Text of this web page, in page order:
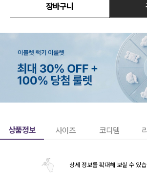
장바구니
상품정보 사이즈 코디템
상세 정보를 확대해 보실 수 있